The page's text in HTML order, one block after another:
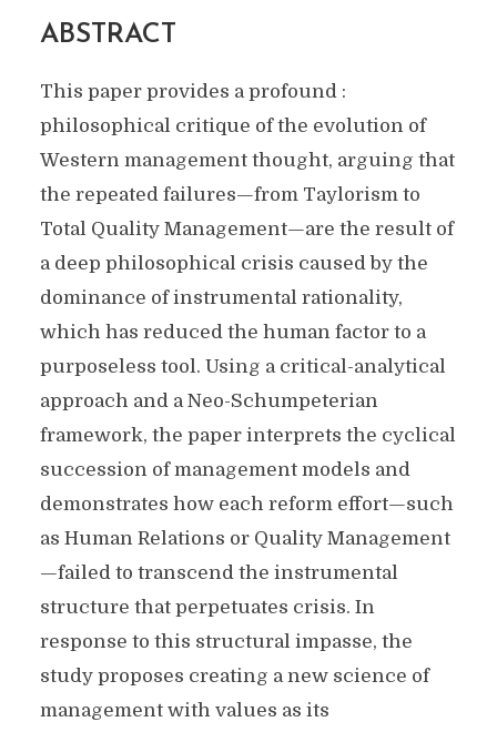
ABSTRACT
: This paper provides a profound
philosophical critique of the evolution of
Western management thought, arguing that
the repeated failures—from Taylorism to
Total Quality Management—are the result of
a deep philosophical crisis caused by the
dominance of instrumental rationality,
which has reduced the human factor to a
purposeless tool. Using a critical-analytical
approach and a Neo-Schumpeterian
framework, the paper interprets the cyclical
succession of management models and
demonstrates how each reform effort—such
as Human Relations or Quality Management
—failed to transcend the instrumental
structure that perpetuates crisis. In
response to this structural impasse, the
study proposes creating a new science of
management with values as its